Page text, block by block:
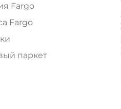
Fargo
Fargo
паркет